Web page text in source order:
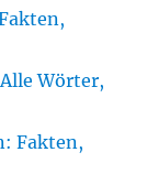
Wörter,
Fakten,